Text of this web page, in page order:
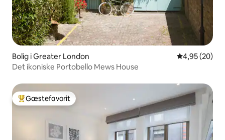
Bolig i Greater London 4,95 ud af 5 i
4,95 (20)
Det ikoniske Portobello Mews House
Bedste gæstefavorit
Gæstefavorit